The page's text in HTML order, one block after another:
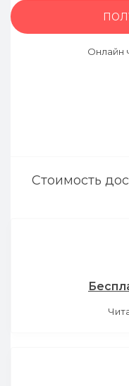
Онлайн
Стоимость